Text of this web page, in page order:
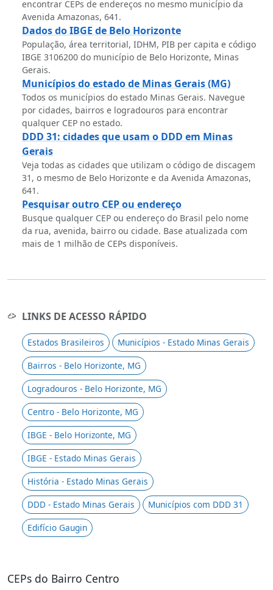
encontrar CEPs de endereços no mesmo município da
Avenida Amazonas, 641.
Dados do IBGE de Belo Horizonte
População, área territorial, IDHM, PIB per capita e código
IBGE 3106200 do município de Belo Horizonte, Minas
Gerais.
Municípios do estado de Minas Gerais (MG)
Todos os municípios do estado Minas Gerais. Navegue
por cidades, bairros e logradouros para encontrar
qualquer CEP no estado.
DDD 31: cidades que usam o DDD em Minas
Gerais
Veja todas as cidades que utilizam o código de discagem
31, o mesmo de Belo Horizonte e da Avenida Amazonas,
641.
Pesquisar outro CEP ou endereço
Busque qualquer CEP ou endereço do Brasil pelo nome
da rua, avenida, bairro ou cidade. Base atualizada com
mais de 1 milhão de CEPs disponíveis.
LINKS DE ACESSO RÁPIDO
Estados Brasileiros
Municípios - Estado Minas Gerais
Bairros - Belo Horizonte, MG
Logradouros - Belo Horizonte, MG
Centro - Belo Horizonte, MG
IBGE - Belo Horizonte, MG
IBGE - Estado Minas Gerais
História - Estado Minas Gerais
DDD - Estado Minas Gerais
Municípios com DDD 31
Edifício Gaugin
CEPs do Bairro Centro